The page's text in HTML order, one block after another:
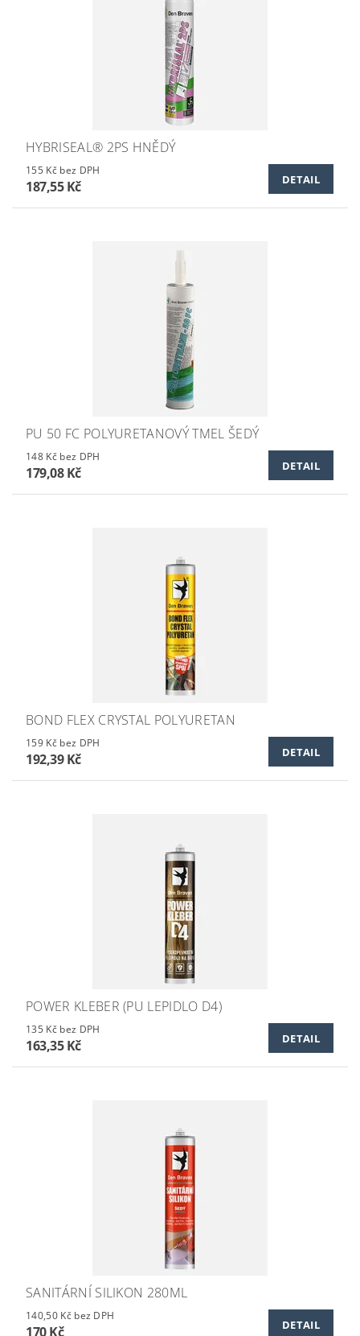
HYBRISEAL® 2PS HNĚDÝ
155 Kč bez DPH
187,55 Kč DETAIL
PU 50 FC POLYURETANOVÝ TMEL ŠEDÝ
148 Kč bez DPH
179,08 Kč DETAIL
BOND FLEX CRYSTAL POLYURETAN
159 Kč bez DPH
192,39 Kč DETAIL
POWER KLEBER (PU LEPIDLO D4)
135 Kč bez DPH
163,35 Kč DETAIL
SANITÁRNÍ SILIKON 280ML
140,50 Kč bez DPH
170 Kč DETAIL